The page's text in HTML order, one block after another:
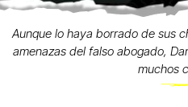
Aunque lo haya borrado de sus
amenazas del falso abogado,
muchos